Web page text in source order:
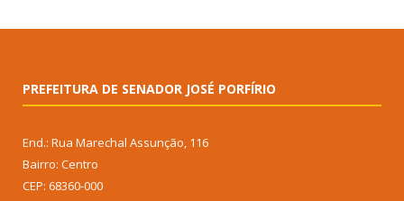
PREFEITURA DE SENADOR JOSÉ PORFÍRIO
End.: Rua Marechal Assunção, 116
Bairro: Centro
CEP: 68360-000